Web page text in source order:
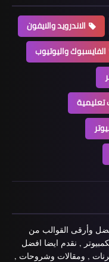
الاندرويد والايفون
الفايسبوك واليوتيوب
تعليمية
وأرقى القوالب من
, نقدم ايضا افضل
, ومقالات وشروحات ,